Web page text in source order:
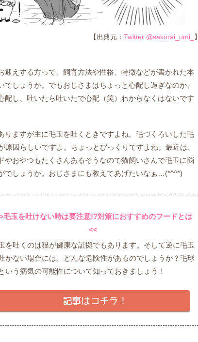
【出典元： Twitter @sakurai_umi_ 】
迎えする方って、飼育方法や性格、特徴などが書かれた本
しょうか。でもおじさまはちょっと心配し過ぎなのか、
配し、吐いたら吐いたで心配（笑）わからなくはないです
りますが主に毛玉を吐くときですよね。毛づくろいした毛
原因らしいですよ。ちょっとびっくりですよね。最近は、
やおやつもたくさんあるそうなので猫飼いさんで毛玉に悩
でしょうか。おじさまにも教えてあげたいなぁ…(*^^*)
毛玉を吐けない時は要注意!?対策におすすめのフードとは
<<
を吐くのは猫が健康な証拠でもあります。そして逆に毛玉
かない場合には、どんな危険性があるのでしょうか？毛球
いう病気の可能性について知っておきましょう！